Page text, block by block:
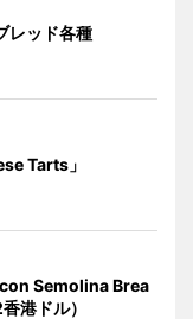
レッド各種
Tarts」
Semolina Brea
港ドル）